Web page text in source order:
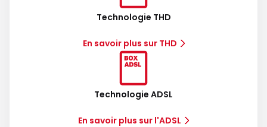
Technologie THD
En savoir plus sur THD
Technologie ADSL
En savoir plus sur l'ADSL